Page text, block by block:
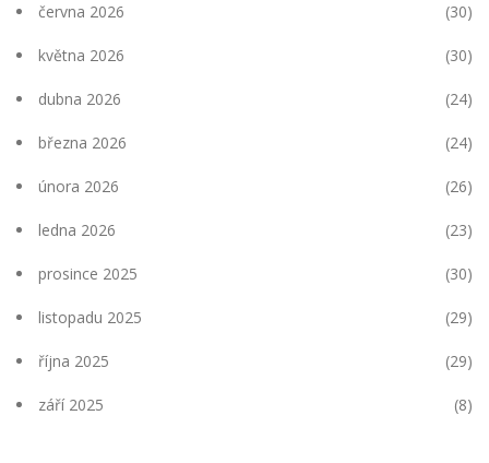
června 2026 (30)
května 2026 (30)
dubna 2026 (24)
března 2026 (24)
února 2026 (26)
ledna 2026 (23)
prosince 2025 (30)
listopadu 2025 (29)
října 2025 (29)
září 2025 (8)